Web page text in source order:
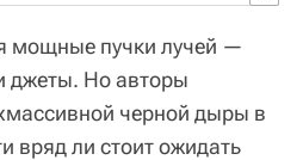
мощные пучки лучей —
джеты. Но авторы
черной дыры в
вряд ли стоит ожидать